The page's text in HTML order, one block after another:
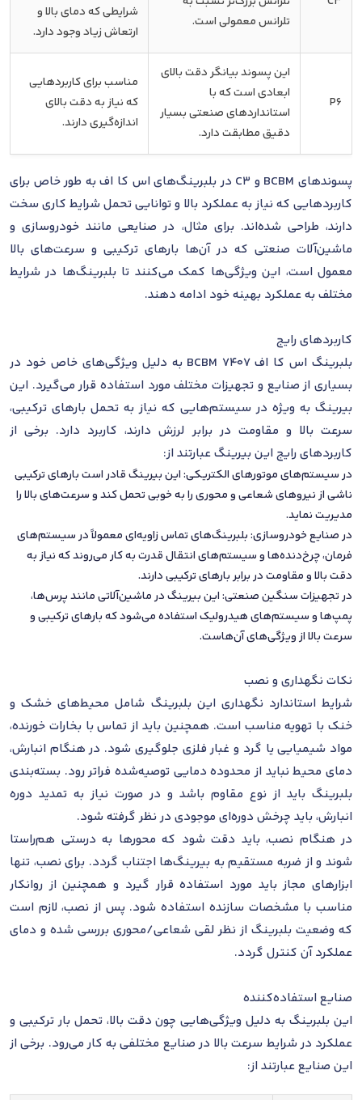
تلرانس معمولی است.
شرایطی که دمای بالا و
ارتعاش زیاد وجود دارد.
P6
این پسوند بیانگر دقت بالای
ابعادی است که با
استانداردهای صنعتی بسیار
دقیق مطابقت دارد.
مناسب برای کاربردهایی
که نیاز به دقت بالای
اندازه‌گیری دارند.
پسوندهای BCBM و C3 در بلبرینگ‌های اس کا اف به طور خاص برای
کاربردهایی که نیاز به عملکرد بالا و توانایی تحمل شرایط کاری سخت
دارند، طراحی شده‌اند. برای مثال، در صنایعی مانند خودروسازی و
ماشین‌آلات صنعتی که در آن‌ها بارهای ترکیبی و سرعت‌های بالا
معمول است، این ویژگی‌ها کمک می‌کنند تا بلبرینگ‌ها در شرایط
مختلف به عملکرد بهینه خود ادامه دهند.
کاربردهای رایج
بلبرینگ اس کا اف 7407 BCBM به دلیل ویژگی‌های خاص خود در
بسیاری از صنایع و تجهیزات مختلف مورد استفاده قرار می‌گیرد. این
بیرینگ به ویژه در سیستم‌هایی که نیاز به تحمل بارهای ترکیبی،
سرعت بالا و مقاومت در برابر لرزش دارند، کاربرد دارد. برخی از
کاربردهای رایج این بیرینگ عبارتند از:
در سیستم‌های موتورهای الکتریکی: این بیرینگ قادر است بارهای ترکیبی
ناشی از نیروهای شعاعی و محوری را به خوبی تحمل کند و سرعت‌های بالا را
مدیریت نماید.
در صنایع خودروسازی: بلبرینگ‌های تماس زاویه‌ای معمولاً در سیستم‌های
فرمان، چرخ‌دنده‌ها و سیستم‌های انتقال قدرت به کار می‌روند که نیاز به
دقت بالا و مقاومت در برابر بارهای ترکیبی دارند.
در تجهیزات سنگین صنعتی: این بیرینگ در ماشین‌آلاتی مانند پرس‌ها،
پمپ‌ها و سیستم‌های هیدرولیک استفاده می‌شود که بارهای ترکیبی و
سرعت بالا از ویژگی‌های آن‌هاست.
نکات نگهداری و نصب
شرایط استاندارد نگهداری این بلبرینگ شامل محیط‌های خشک و
خنک با تهویه مناسب است. همچنین باید از تماس با بخارات خورنده،
مواد شیمیایی یا گرد و غبار فلزی جلوگیری شود. در هنگام انبارش،
دمای محیط نباید از محدوده دمایی توصیه‌شده فراتر رود. بسته‌بندی
بلبرینگ باید از نوع مقاوم باشد و در صورت نیاز به تمدید دوره
انبارش، باید چرخش دوره‌ای موجودی در نظر گرفته شود.
در هنگام نصب، باید دقت شود که محورها به درستی هم‌راستا
شوند و از ضربه مستقیم به بیرینگ‌ها اجتناب گردد. برای نصب، تنها
ابزارهای مجاز باید مورد استفاده قرار گیرد و همچنین از روانکار
مناسب با مشخصات سازنده استفاده شود. پس از نصب، لازم است
که وضعیت بلبرینگ از نظر لقی شعاعی/محوری بررسی شده و دمای
عملکرد آن کنترل گردد.
صنایع استفاده‌کننده
این بلبرینگ به دلیل ویژگی‌هایی چون دقت بالا، تحمل بار ترکیبی و
عملکرد در شرایط سرعت بالا در صنایع مختلفی به کار می‌رود. برخی از
این صنایع عبارتند از: